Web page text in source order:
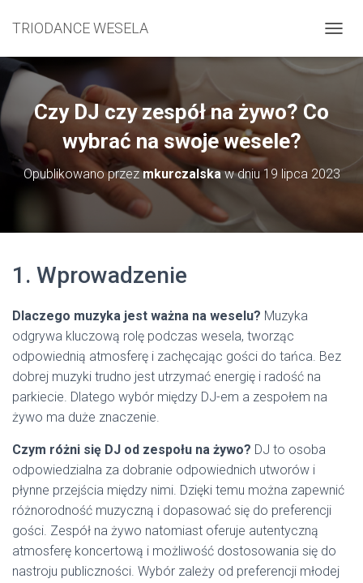
TRIODANCE WESELA
R
Z
A
Czy DJ czy zespół na żywo? Co
wybrać na swoje wesele?
Opublikowano przezmkurczalskaw dniu19 lipca 2023
1. Wprowadzenie
Dlaczego muzyka jest ważna na weselu? Muzyka
odgrywa kluczową rolę podczas wesela, tworząc
odpowiednią atmosferę i zachęcając gości do tańca. Bez
dobrej muzyki trudno jest utrzymać energię i radość na
parkiecie. Dlatego wybór między DJ-em a zespołem na
żywo ma duże znaczenie.
Czym różni się DJ od zespołu na żywo? DJ to osoba
odpowiedzialna za dobranie odpowiednich utworów i
płynne przejścia między nimi. Dzięki temu można zapewnić
różnorodność muzyczną i dopasować się do preferencji
gości. Zespół na żywo natomiast oferuje autentyczną
atmosferę koncertową i możliwość dostosowania się do
nastroju publiczności. Wybór zależy od preferencji młodej